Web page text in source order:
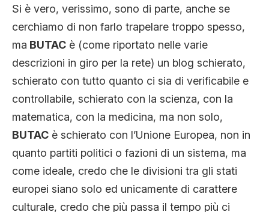
Si è vero, verissimo, sono di parte, anche se
cerchiamo di non farlo trapelare troppo spesso,
ma BUTAC è (come riportato nelle varie
descrizioni in giro per la rete) un blog schierato,
schierato con tutto quanto ci sia di verificabile e
controllabile, schierato con la scienza, con la
matematica, con la medicina, ma non solo,
BUTAC è schierato con l’Unione Europea, non in
quanto partiti politici o fazioni di un sistema, ma
come ideale, credo che le divisioni tra gli stati
europei siano solo ed unicamente di carattere
culturale, credo che più passa il tempo più ci